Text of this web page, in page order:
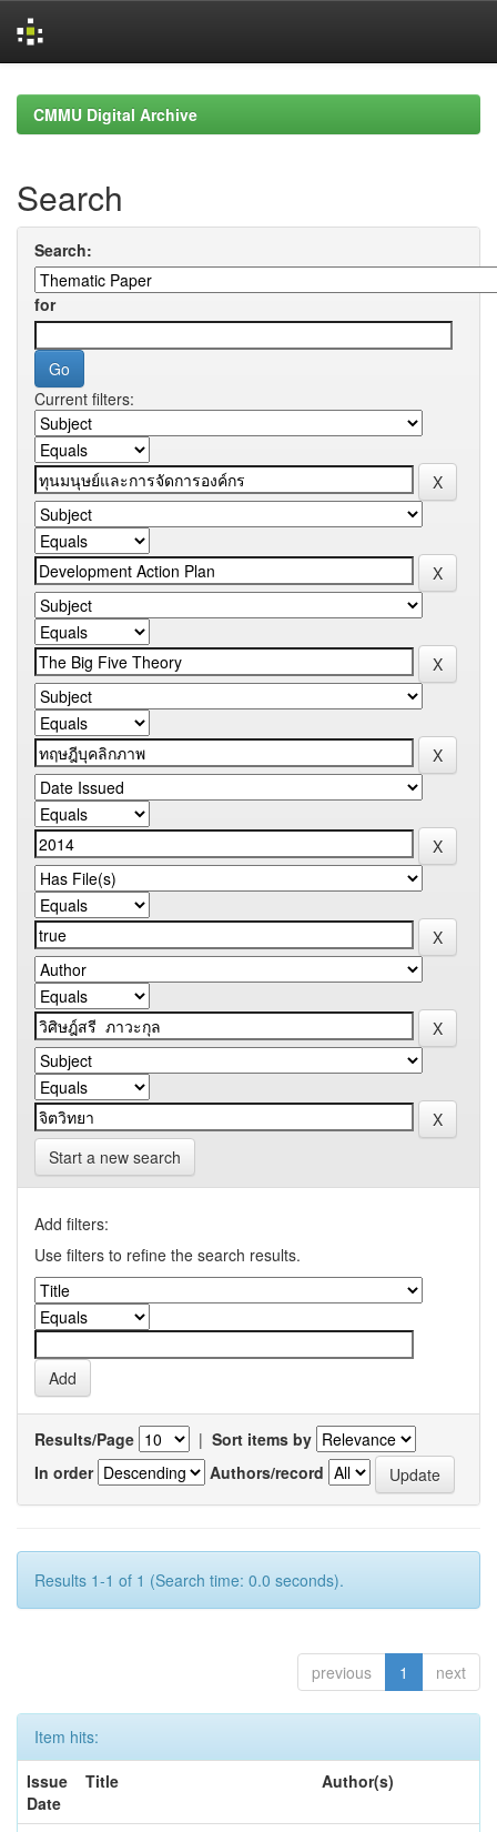
navigationCMMU Digital Archive
Search
Search:
for
Current filters:
Start a new search
Add filters:
Use filters to refine the search results.
Results/Page | Sort items by
In order
Authors/record
Results 1-1 of 1 (Search time: 0.0 seconds).
previous 1 next
Item hits:
Issue
Date
Title Author(s)